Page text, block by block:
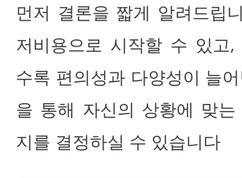
먼저 결론을 짧게 알려드립
저비용으로 시작할 수 있고,
수록 편의성과 다양성이 늘
을 통해 자신의 상황에 맞는
지를 결정하실 수 있습니다